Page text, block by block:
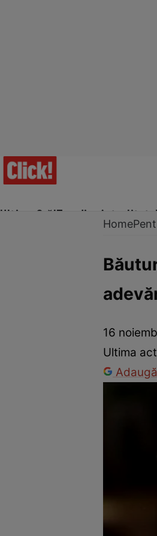
Ultima Oră!Trending Actualitate
Dezvoltare personalăÎngrijire
Home
16
Ultima